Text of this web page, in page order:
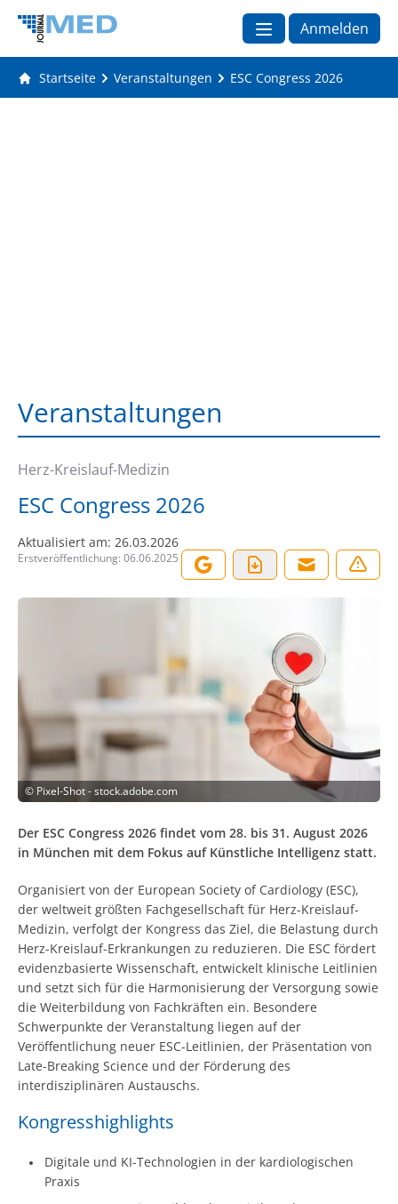
Anmelden
Startseite Veranstaltungen ESC Congress 2026
Veranstaltungen
Herz-Kreislauf-Medizin
ESC Congress 2026
Aktualisiert am: 26.03.2026
Erstveröffentlichung: 06.06.2025
© Pixel-Shot - stock.adobe.com
Der ESC Congress 2026 findet vom 28. bis 31. August 2026
in München mit dem Fokus auf Künstliche Intelligenz statt.
Organisiert von der European Society of Cardiology (ESC),
der weltweit größten Fachgesellschaft für Herz-Kreislauf-
Medizin, verfolgt der Kongress das Ziel, die Belastung durch
Herz-Kreislauf-Erkrankungen zu reduzieren. Die ESC fördert
evidenzbasierte Wissenschaft, entwickelt klinische Leitlinien
und setzt sich für die Harmonisierung der Versorgung sowie
die Weiterbildung von Fachkräften ein. Besondere
Schwerpunkte der Veranstaltung liegen auf der
Veröffentlichung neuer ESC-Leitlinien, der Präsentation von
Late-Breaking Science und der Förderung des
interdisziplinären Austauschs.
Kongresshighlights
Digitale und KI-Technologien in der kardiologischen
Praxis